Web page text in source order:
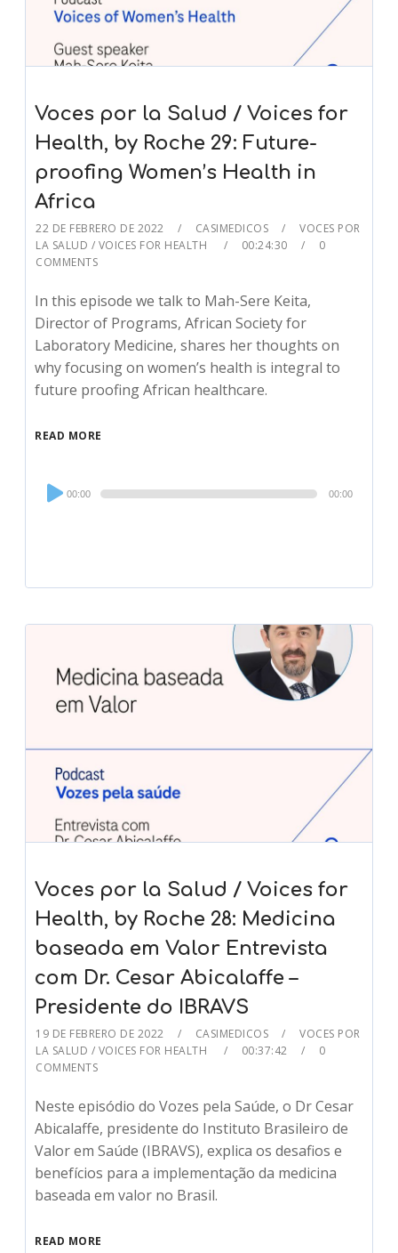
Voces por la Salud / Voices for
Health, by Roche 29: Future-
proofing Women’s Health in
Africa
22 DE FEBRERO DE 2022 CASIMEDICOS
VOCES POR
LA SALUD / VOICES FOR HEALTH
00:24:30
0
COMMENTS
In this episode we talk to Mah-Sere Keita,
Director of Programs, African Society for
Laboratory Medicine, shares her thoughts on
why focusing on women’s health is integral to
future proofing African healthcare.
READ MORE
Audio
Player
00:00 00:00
Voces por la Salud / Voices for
Health, by Roche 28: Medicina
baseada em Valor Entrevista
com Dr. Cesar Abicalaffe –
Presidente do IBRAVS
19 DE FEBRERO DE 2022 CASIMEDICOS
VOCES POR
LA SALUD / VOICES FOR HEALTH
00:37:42
0
COMMENTS
Neste episódio do Vozes pela Saúde, o Dr Cesar
Abicalaffe, presidente do Instituto Brasileiro de
Valor em Saúde (IBRAVS), explica os desafios e
benefícios para a implementação da medicina
baseada em valor no Brasil.
READ MORE